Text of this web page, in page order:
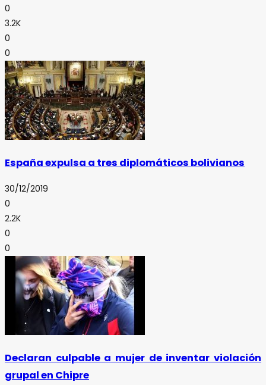
0
3.2K
0
0
España expulsa a tres diplomáticos bolivianos
30/12/2019
0
2.2K
0
0
Declaran culpable a mujer de inventar violación
grupal en Chipre